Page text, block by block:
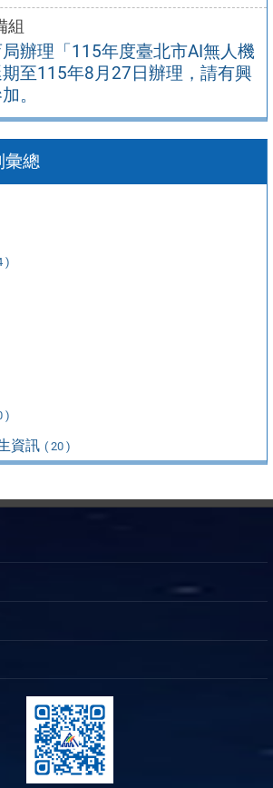
組
辦理「115年度臺北市AI無人機
至115年8月27日辦理，請有興
。
彙總
)
)
資訊 ( 20 )